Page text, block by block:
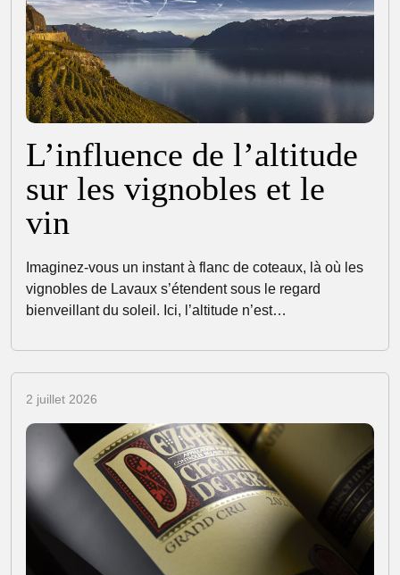
L’influence de l’altitude
sur les vignobles et le
vin
Imaginez-vous un instant à flanc de coteaux, là où les
vignobles de Lavaux s’étendent sous le regard
bienveillant du soleil. Ici, l’altitude n’est…
2 juillet 2026